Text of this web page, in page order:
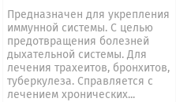
Предназначен для укрепления
иммунной системы. С целью
предотвращения болезней
дыхательной системы. Для
лечения трахеитов, бронхитов,
туберкулеза. Справляется с
лечением хронических...